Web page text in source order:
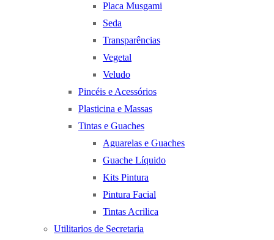
Placa Musgami
Seda
Transparências
Vegetal
Veludo
Pincéis e Acessórios
Plasticina e Massas
Tintas e Guaches
Aguarelas e Guaches
Guache Líquido
Kits Pintura
Pintura Facial
Tintas Acrilica
Utilitarios de Secretaria